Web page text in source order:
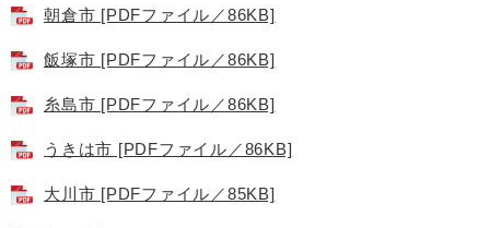
朝倉市 [PDFファイル／86KB]
飯塚市 [PDFファイル／86KB]
糸島市 [PDFファイル／86KB]
うきは市 [PDFファイル／86KB]
大川市 [PDFファイル／85KB]